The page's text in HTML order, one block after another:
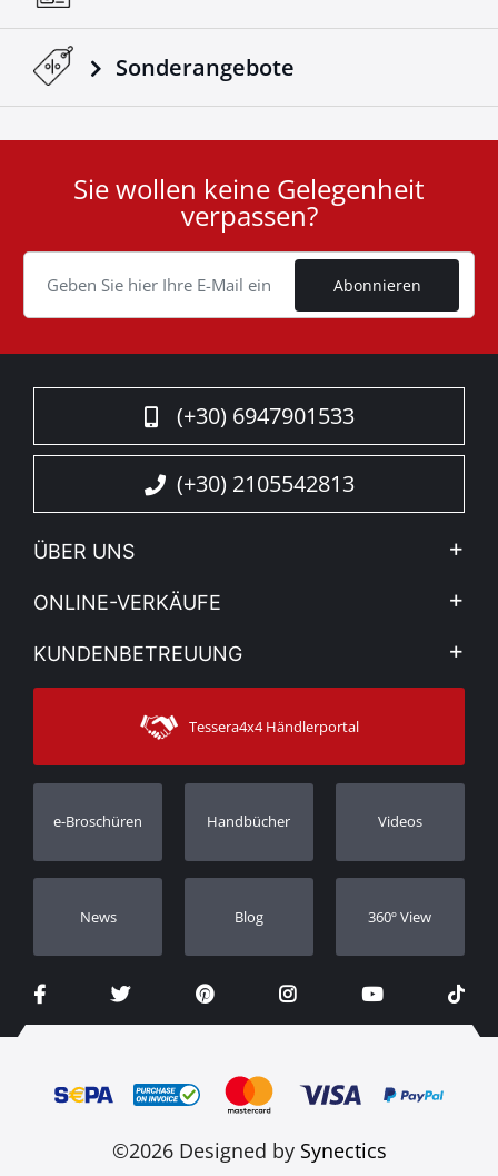
Sonderangebote
Cookie
Sie wollen keine Gelegenheit
verpassen?
Abonnieren
(+30) 6947901533
(+30) 2105542813
ÜBER UNS
Firma
Sehen Sie unsere Nachrichten
Sitemap
ONLINE-VERKÄUFE
Mein Konto
Versandarten
KUNDENBETREUUNG
Kontakt
Kundendienst
Bestellung verfolgen
Händler
Tessera4x4 Händlerportal
e-Broschüren Handbücher Videos
Νews Blog 360º View
©2026 Designed by Synectics